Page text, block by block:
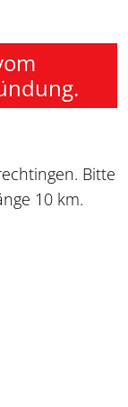
Bitte
10 km.